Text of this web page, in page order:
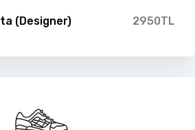
(Designer) 2950TL